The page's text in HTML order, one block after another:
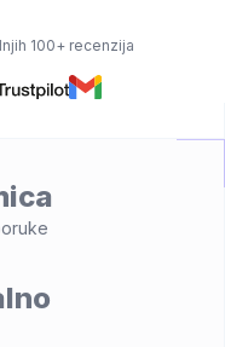
100+ recenzija